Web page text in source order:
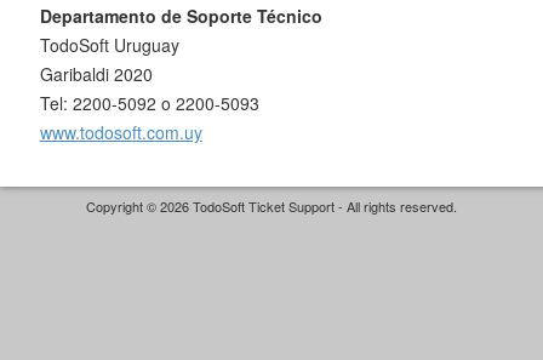
Departamento de Soporte Técnico
TodoSoft Uruguay
Garibaldi 2020
Tel: 2200-5092 o 2200-5093
www.todosoft.com.uy
Copyright © 2026 TodoSoft Ticket Support - All rights reserved.